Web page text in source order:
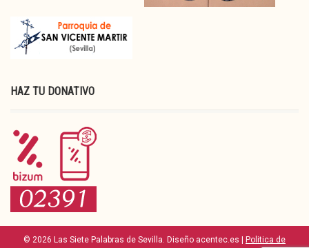
HAZ TU DONATIVO
© 2026 Las Siete Palabras de Sevilla. Diseño acentec.es | Politica de